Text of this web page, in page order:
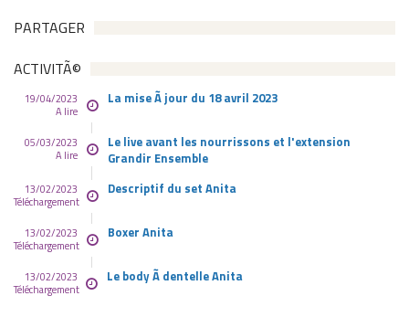
PARTAGER
ACTIVITÃ©
19/04/2023
A lire
La mise Ã jour du 18 avril 2023
05/03/2023
A lire
Le live avant les nourrissons et l'extension
Grandir Ensemble
13/02/2023
Téléchargement
Descriptif du set Anita
13/02/2023
Téléchargement
Boxer Anita
13/02/2023
Téléchargement
Le body Ã dentelle Anita